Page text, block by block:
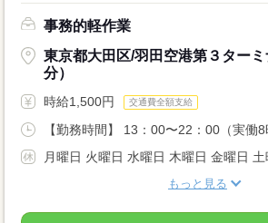
事務的軽作業
東京都大田区/羽田空港第３ター
分）
時給1,500円 交通費全額支給
【勤務時間】 13：00〜22：00（実働
月曜日 火曜日 水曜日 木曜日 金曜日
もっと見る